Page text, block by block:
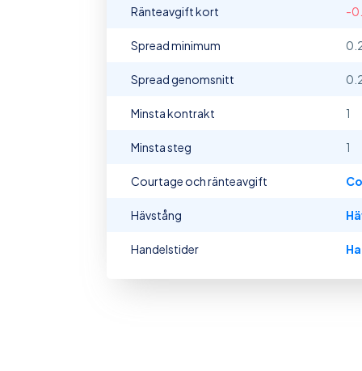
Ränteavgift kort -
Spread minimum
Spread genomsnitt
Minsta kontrakt 1
Minsta steg 1
Courtage och ränteavgift
Hävstång
Handelstider